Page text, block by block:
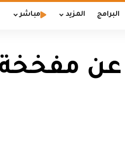
البرامج المزيد مباشر
عن